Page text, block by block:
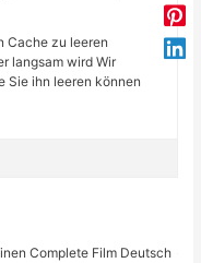
Cache zu leeren
langsam wird Wir
Sie ihn leeren können
Complete Film Deutsch